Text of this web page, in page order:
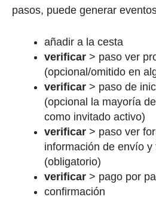
pasos, puede generar
añadir a la cesta
verificar > paso ver
(opcional/omitido en
verificar > paso de
(opcional la mayoría
como invitado activo)
verificar > paso ver
información de envío y
(obligatorio)
verificar > pago por
confirmación